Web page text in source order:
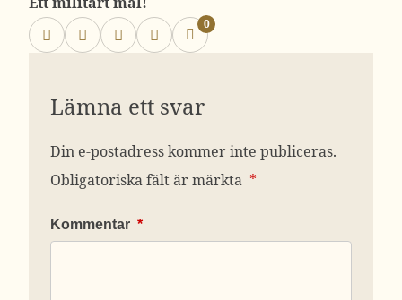
0
Lämna ett svar
Din e-postadress kommer inte publiceras.
Obligatoriska fält är märkta *
Kommentar *